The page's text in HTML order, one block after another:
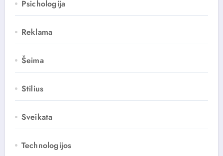
Psichologija
Reklama
Šeima
Stilius
Sveikata
Technologijos